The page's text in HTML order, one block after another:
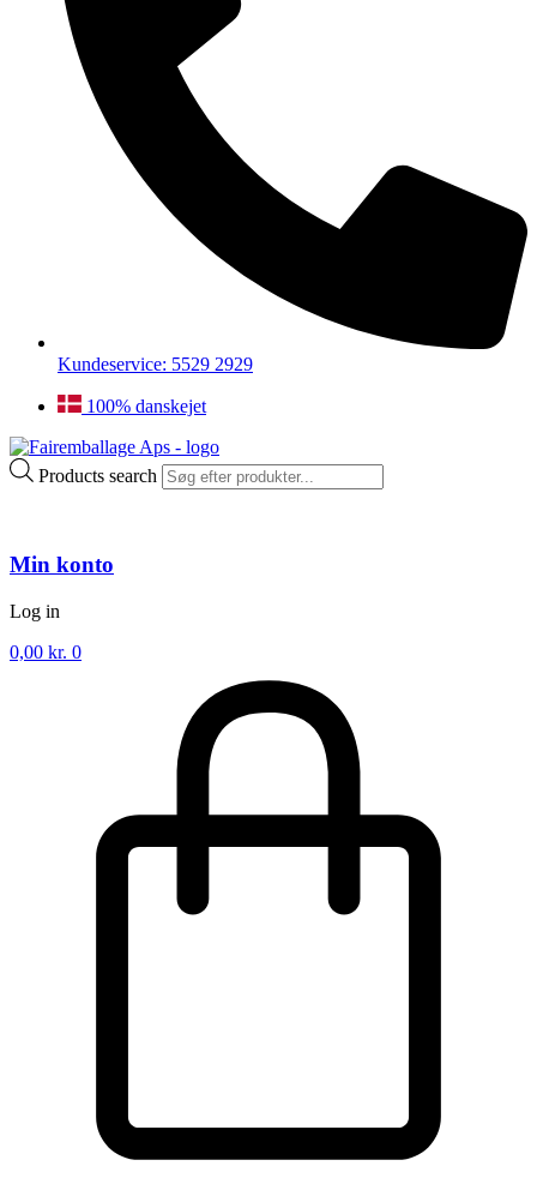
Kundeservice: 5529 2929
100% danskejet
Products search
Min konto
Log in
0,00 kr. 0